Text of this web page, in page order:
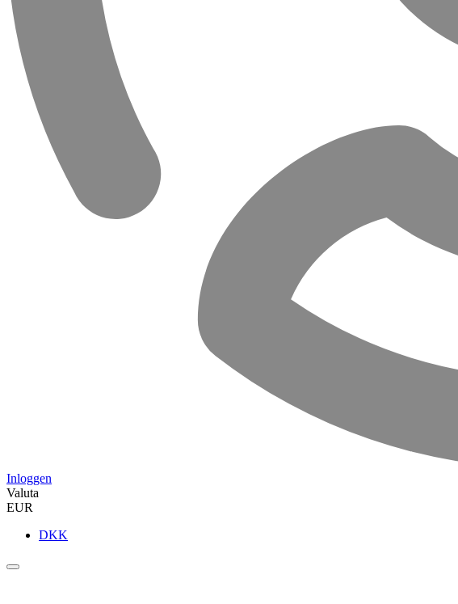
Inloggen
Valuta
EUR
DKK